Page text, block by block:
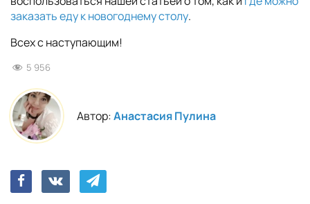
заказать еду к новогоднему столу.
Всех с наступающим!
5 956
Автор:Анастасия Пулина